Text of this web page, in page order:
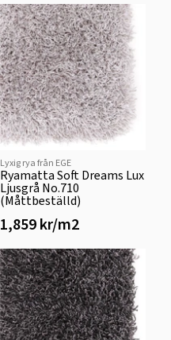
Lyxig rya från EGE
Ryamatta Soft Dreams Lux
Ljusgrå No.710
(Måttbeställd)
1,859 kr/m2